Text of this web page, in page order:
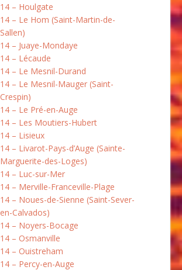
14 – Houlgate
14 – Le Hom (Saint-Martin-de-
Sallen)
14 – Juaye-Mondaye
14 – Lécaude
14 – Le Mesnil-Durand
14 – Le Mesnil-Mauger (Saint-
Crespin)
14 – Le Pré-en-Auge
14 – Les Moutiers-Hubert
14 – Lisieux
14 – Livarot-Pays-d’Auge (Sainte-
Marguerite-des-Loges)
14 – Luc-sur-Mer
14 – Merville-Franceville-Plage
14 – Noues-de-Sienne (Saint-Sever-
en-Calvados)
14 – Noyers-Bocage
14 – Osmanville
14 – Ouistreham
14 – Percy-en-Auge